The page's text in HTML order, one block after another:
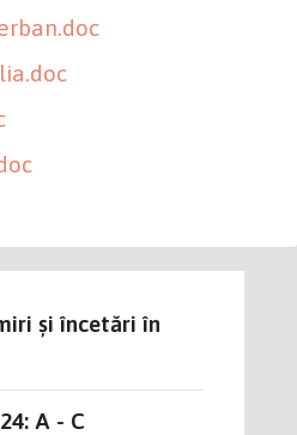
și încetări în
A - C